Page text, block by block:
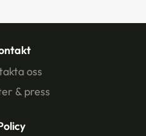
oss
& press